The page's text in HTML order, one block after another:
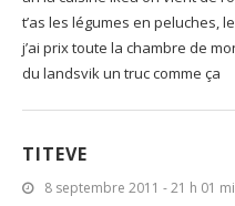
t’as les légumes en peluches,
j’ai prix toute la chambre de
du landsvik un truc comme ça
TITEVE
8 septembre 2011 - 21 h 01